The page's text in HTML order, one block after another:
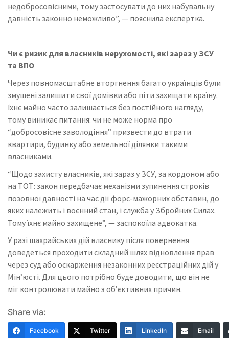
недобросовісними, тому застосувати до них набувальну
давність законно неможливо”, — пояснила експертка.
Чи є ризик для власників нерухомості, які зараз у ЗСУ
та ВПО
Через повномасштабне вторгнення багато українців були
змушені залишити свої домівки або піти захищати країну.
Їхнє майно часто залишається без постійного нагляду,
тому виникає питання: чи не може норма про
“добросовісне заволодіння” призвести до втрати
квартири, будинку або земельної ділянки такими
власниками.
“Щодо захисту власників, які зараз у ЗСУ, за кордоном або
на ТОТ: закон передбачає механізми зупинення строків
позовної давності на час дії форс-мажорних обставин, до
яких належить і воєнний стан, і служба у Збройних Силах.
Тому їхнє майно захищене”, — заспокоїла адвокатка.
У разі шахрайських дій власнику після повернення
доведеться проходити складний шлях відновлення прав
через суд або оскарження незаконних реєстраційних дій у
Мін’юсті. Для цього потрібно буде доводити, що він не
міг контролювати майно з об’єктивних причин.
Share via:
Facebook Twitter LinkedIn Email